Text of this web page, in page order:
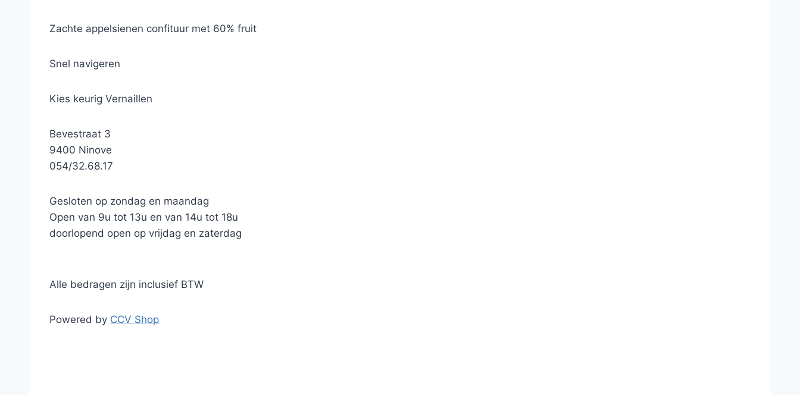
Zachte appelsienen confituur met 60% fruit
Snel navigeren
Kies keurig Vernaillen
Bevestraat 3
9400 Ninove
054/32.68.17
Gesloten op zondag en maandag
Open van 9u tot 13u en van 14u tot 18u
doorlopend open op vrijdag en zaterdag
Alle bedragen zijn inclusief BTW
Powered by CCV Shop